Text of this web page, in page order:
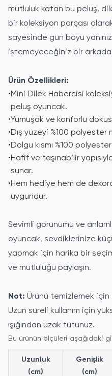
mutluluk katan bu peluş,
bir koleksiyon parçası olarak
sayesinde gün boyu
istemeyeceğiniz bir
Ürün Özellikleri:
•Mini Dilek Habercisi
peluş oyuncak.
•Yumuşak ve konforlu
•Dış yüzeyi %100
•Dolgu kısmı %100
•Hafif ve taşınabilir
sunar.
•Hem hediye hem de
uygundur.
Sevimli görünümü ve
oyuncak, sevdiklerinize
yapmak için harika bir
ve mutluluğu paylaşın.
Not: Ürünü temizlemek için
Uzun süreli kullanım için
ışığından uzak tutunuz.
Bu ürünün ölçüleri aşağıdaki
Uzunluk
(cm)
Genişlik
(cm)